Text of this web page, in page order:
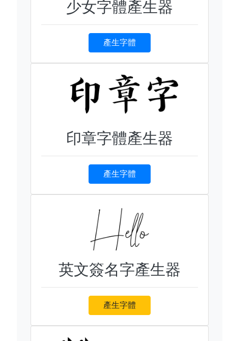
少女字體產生器
產生字體
印章字體產生器
產生字體
英文簽名字產生器
產生字體